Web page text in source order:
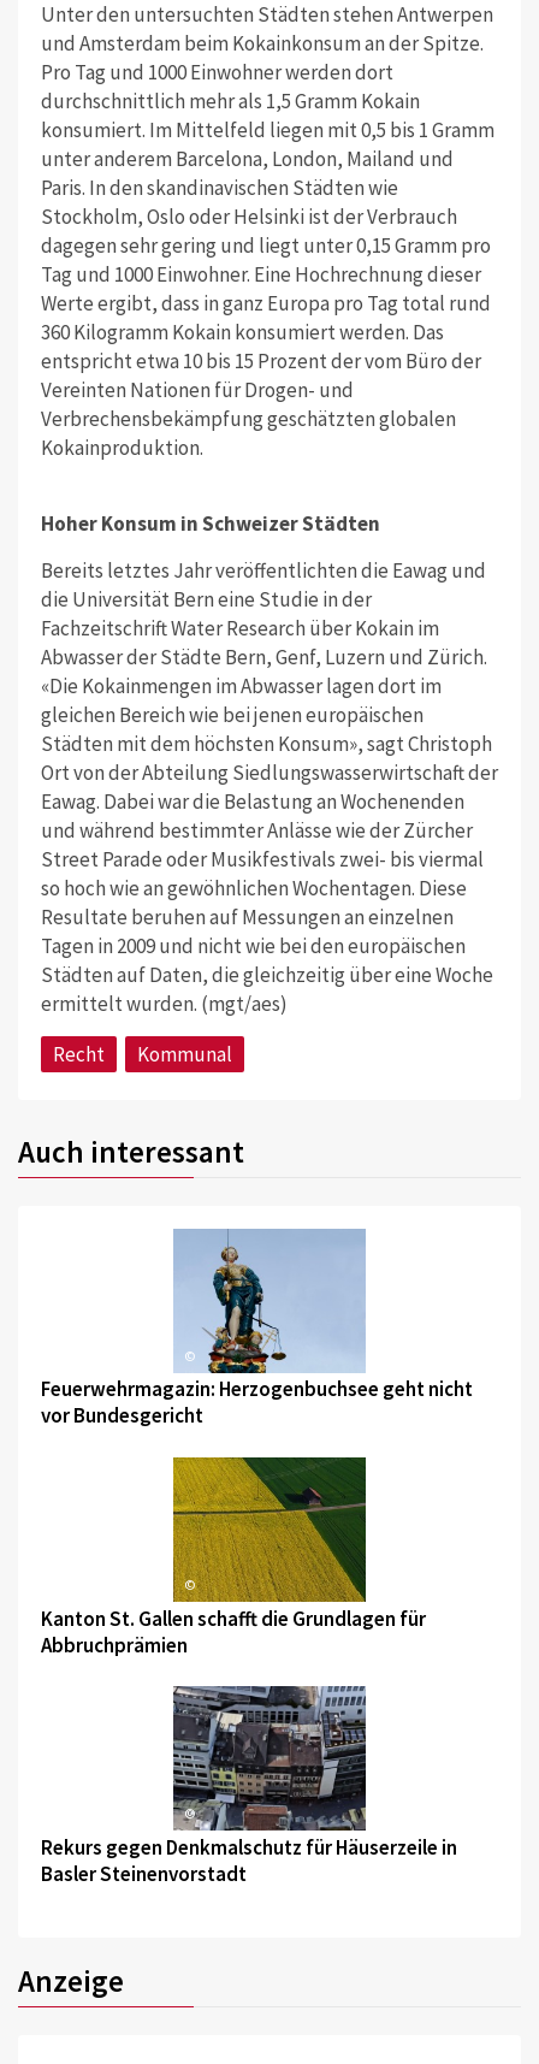
Unter den untersuchten Städten stehen Antwerpen
und Amsterdam beim Kokainkonsum an der Spitze.
Pro Tag und 1000 Einwohner werden dort
durchschnittlich mehr als 1,5 Gramm Kokain
konsumiert. Im Mittelfeld liegen mit 0,5 bis 1 Gramm
unter anderem Barcelona, London, Mailand und
Paris. In den skandinavischen Städten wie
Stockholm, Oslo oder Helsinki ist der Verbrauch
dagegen sehr gering und liegt unter 0,15 Gramm pro
Tag und 1000 Einwohner. Eine Hochrechnung dieser
Werte ergibt, dass in ganz Europa pro Tag total rund
360 Kilogramm Kokain konsumiert werden. Das
entspricht etwa 10 bis 15 Prozent der vom Büro der
Vereinten Nationen für Drogen- und
Verbrechensbekämpfung geschätzten globalen
Kokainproduktion.
Hoher Konsum in Schweizer Städten
Bereits letztes Jahr veröffentlichten die Eawag und
die Universität Bern eine Studie in der
Fachzeitschrift Water Research über Kokain im
Abwasser der Städte Bern, Genf, Luzern und Zürich.
«Die Kokainmengen im Abwasser lagen dort im
gleichen Bereich wie bei jenen europäischen
Städten mit dem höchsten Konsum», sagt Christoph
Ort von der Abteilung Siedlungswasserwirtschaft der
Eawag. Dabei war die Belastung an Wochenenden
und während bestimmter Anlässe wie der Zürcher
Street Parade oder Musikfestivals zwei- bis viermal
so hoch wie an gewöhnlichen Wochentagen. Diese
Resultate beruhen auf Messungen an einzelnen
Tagen in 2009 und nicht wie bei den europäischen
Städten auf Daten, die gleichzeitig über eine Woche
ermittelt wurden. (mgt/aes)
Recht
Kommunal
Auch interessant
©
Feuerwehrmagazin: Herzogenbuchsee geht nicht
vor Bundesgericht
©
Kanton St. Gallen schafft die Grundlagen für
Abbruchprämien
©
Rekurs gegen Denkmalschutz für Häuserzeile in
Basler Steinenvorstadt
Anzeige